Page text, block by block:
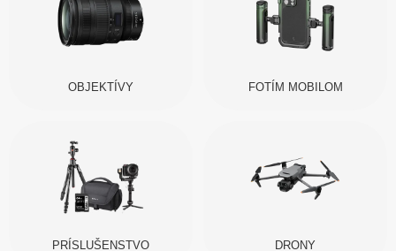
OBJEKTÍVY FOTÍM MOBILOM
PRÍSLUŠENSTVO DRONY